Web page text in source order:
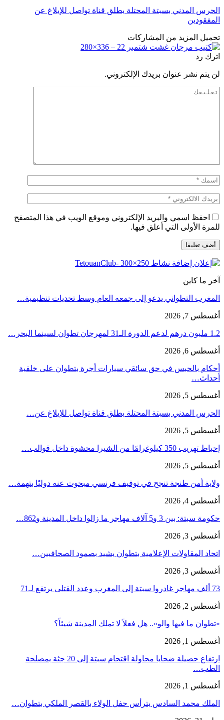
الحرس المدني بسبتة المحتلة يطلق قناة تواصل للإبلاغ عن
المفقودين
تحميل المزيد من المشاركات
اترك رد
لن يتم نشر عنوان بريدك الإلكتروني.
احفظ اسمي والبريد الإلكتروني وموقع الويب في هذا المتصفح
للمرة الأولى التي أعلق فيها.
آخر ما كاين
المغرب التطواني يدعو إلى جمعه العام وسط تحديات تنظيمية…
أغسطس 7, 2026
1.2 مليون درهم لدعم الدورة الـ31 لمهرجان تطوان لسينما البحر…
أغسطس 6, 2026
أحكام بالحبس في حق سائقي سيارات أجرة بتطوان على خلفية
أحداث…
أغسطس 5, 2026
الحرس المدني بسبتة المحتلة يطلق قناة تواصل للإبلاغ عن…
أغسطس 5, 2026
إحباط تهريب 350 كيلوغرامًا من الشيرا محشوة داخل قوالب…
أغسطس 5, 2026
ولاية أمن طنجة تنجح في توقيف فرنسي مبحوث عنه دوليًا بتهمة…
أغسطس 4, 2026
حكومة سبتة: بين 3 و5 آلاف مهاجر ما زالوا داخل المدينة و862…
أغسطس 3, 2026
اتحاد المقاولات الإعلامية بتطوان يشيد بصمود الصحافيين…
أغسطس 3, 2026
73 ألف مهاجر غادروا سبتة إلى المغرب وعدد القتلى يرتفع لـ71
أغسطس 2, 2026
«تطوان ما فيها والو».. هل فعلاً لا تملك المدينة شيئاً؟
أغسطس 1, 2026
ارتفاع حصيلة ضحايا محاولة اقتحام سبتة إلى 20 جثة بمصلحة
الطب…
أغسطس 1, 2026
الملك محمد السادس يترأس حفل الولاء بالقصر الملكي بتطوان…